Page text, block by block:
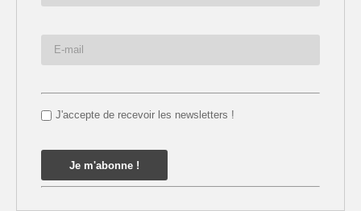
J'accepte de recevoir les newsletters !